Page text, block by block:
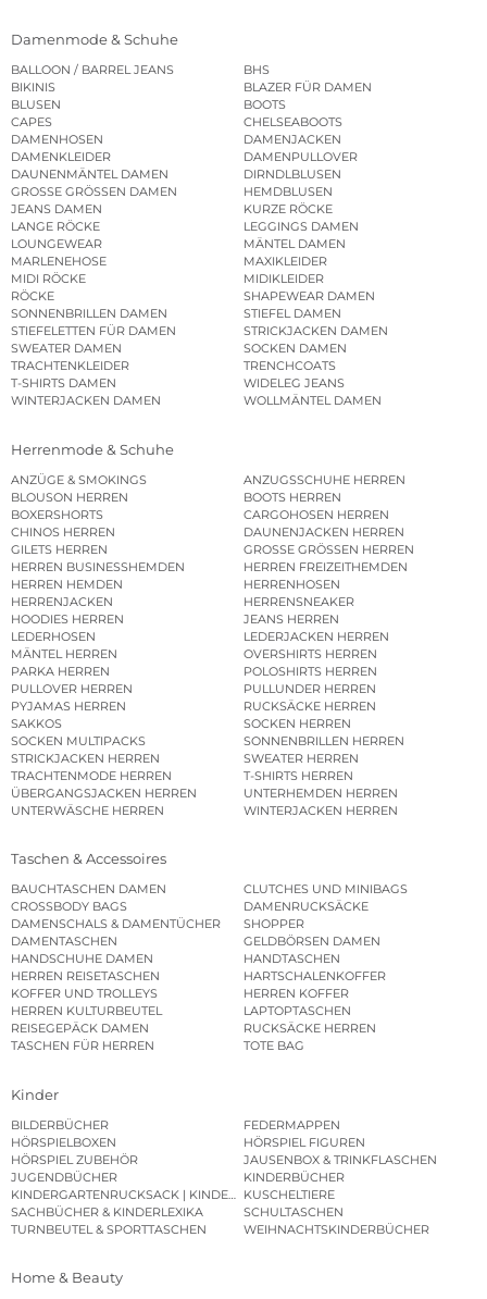
Damenmode & Schuhe
BALLOON / BARREL JEANS
BHS
BIKINIS
BLAZER FÜR DAMEN
BLUSEN
BOOTS
CAPES
CHELSEABOOTS
DAMENHOSEN
DAMENJACKEN
DAMENKLEIDER
DAMENPULLOVER
DAUNENMÄNTEL DAMEN
DIRNDLBLUSEN
GROSSE GRÖSSEN DAMEN
HEMDBLUSEN
JEANS DAMEN
KURZE RÖCKE
LANGE RÖCKE
LEGGINGS DAMEN
LOUNGEWEAR
MÄNTEL DAMEN
MARLENEHOSE
MAXIKLEIDER
MIDI RÖCKE
MIDIKLEIDER
RÖCKE
SHAPEWEAR DAMEN
SONNENBRILLEN DAMEN
STIEFEL DAMEN
STIEFELETTEN FÜR DAMEN
STRICKJACKEN DAMEN
SWEATER DAMEN
SOCKEN DAMEN
TRACHTENKLEIDER
TRENCHCOATS
T-SHIRTS DAMEN
WIDELEG JEANS
WINTERJACKEN DAMEN
WOLLMÄNTEL DAMEN
Herrenmode & Schuhe
ANZÜGE & SMOKINGS
ANZUGSSCHUHE HERREN
BLOUSON HERREN
BOOTS HERREN
BOXERSHORTS
CARGOHOSEN HERREN
CHINOS HERREN
DAUNENJACKEN HERREN
GILETS HERREN
GROSSE GRÖSSEN HERREN
HERREN BUSINESSHEMDEN
HERREN FREIZEITHEMDEN
HERREN HEMDEN
HERRENHOSEN
HERRENJACKEN
HERRENSNEAKER
HOODIES HERREN
JEANS HERREN
LEDERHOSEN
LEDERJACKEN HERREN
MÄNTEL HERREN
OVERSHIRTS HERREN
PARKA HERREN
POLOSHIRTS HERREN
PULLOVER HERREN
PULLUNDER HERREN
PYJAMAS HERREN
RUCKSÄCKE HERREN
SAKKOS
SOCKEN HERREN
SOCKEN MULTIPACKS
SONNENBRILLEN HERREN
STRICKJACKEN HERREN
SWEATER HERREN
TRACHTENMODE HERREN
T-SHIRTS HERREN
ÜBERGANGSJACKEN HERREN
UNTERHEMDEN HERREN
UNTERWÄSCHE HERREN
WINTERJACKEN HERREN
Taschen & Accessoires
BAUCHTASCHEN DAMEN
CLUTCHES UND MINIBAGS
CROSSBODY BAGS
DAMENRUCKSÄCKE
DAMENSCHALS & DAMENTÜCHER
SHOPPER
DAMENTASCHEN
GELDBÖRSEN DAMEN
HANDSCHUHE DAMEN
HANDTASCHEN
HERREN REISETASCHEN
HARTSCHALENKOFFER
KOFFER UND TROLLEYS
HERREN KOFFER
HERREN KULTURBEUTEL
LAPTOPTASCHEN
REISEGEPÄCK DAMEN
RUCKSÄCKE HERREN
TASCHEN FÜR HERREN
TOTE BAG
Kinder
BILDERBÜCHER
FEDERMAPPEN
HÖRSPIELBOXEN
HÖRSPIEL FIGUREN
HÖRSPIEL ZUBEHÖR
JAUSENBOX & TRINKFLASCHEN
JUGENDBÜCHER
KINDERBÜCHER
KINDERGARTENRUCKSACK | KINDERGARTENBEUTEL
KUSCHELTIERE
SACHBÜCHER & KINDERLEXIKA
SCHULTASCHEN
TURNBEUTEL & SPORTTASCHEN
WEIHNACHTSKINDERBÜCHER
Home & Beauty